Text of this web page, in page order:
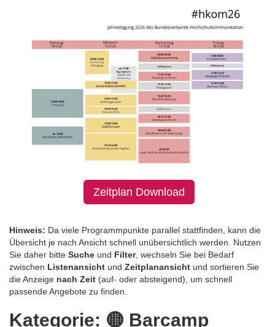
Zeitplan Download
Hinweis: Da viele Programmpunkte parallel stattfinden, kann die
Übersicht je nach Ansicht schnell unübersichtlich werden. Nutzen
Sie daher bitte Suche und Filter, wechseln Sie bei Bedarf
zwischen Listenansicht und Zeitplanansicht und sortieren Sie
die Anzeige nach Zeit (auf- oder absteigend), um schnell
passende Angebote zu finden.
Kategorie: 🟡 Barcamp